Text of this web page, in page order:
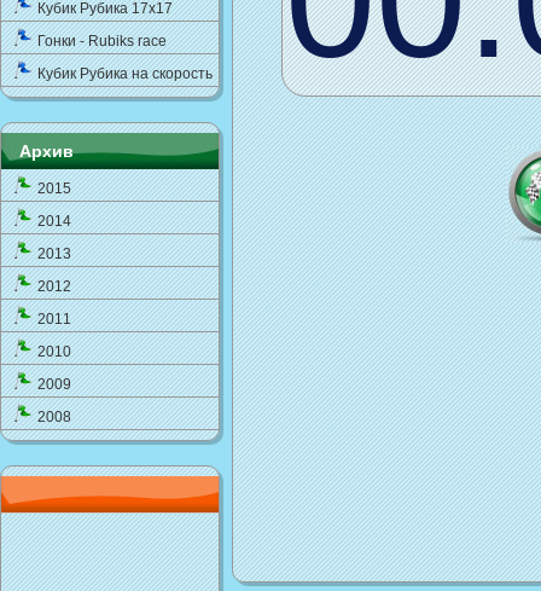
Кубик Рубика 17x17
Гонки - Rubiks race
Кубик Рубика на скорость
Архив
2015
2014
2013
2012
2011
2010
2009
2008